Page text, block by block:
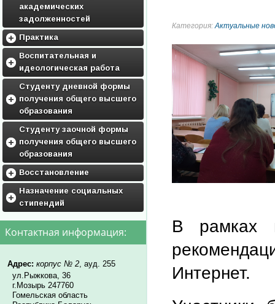
Категория: Актуальные
В рамках
Интернет.
академических
задолженностей
Практика
Методические материалы по
ГРАФИК ПРАКТИК
Воспитательная и
идеологическая работа
Воспитательная работа
Фото и видео галерея
Кураторам
Студенту дневной формы
получения общего высшего
образования
Приложения к учебным
планам
Дисциплины по выбору
студентов и факультативы
Студенту заочной формы
получения общего высшего
образования
Приложения к учебным
планам
Дисциплины по выбору
студентам
Восстановление
Обьявления
Нормативные документы для
восстановления
Назначение социальных
стипендий
нормативная база
образец заявления(скачать)
документов
Контактная информация:
Адрес: корпус № 2, ауд. 255
ул.Рыжкова, 36
г.Мозырь 247760
Гомельская область